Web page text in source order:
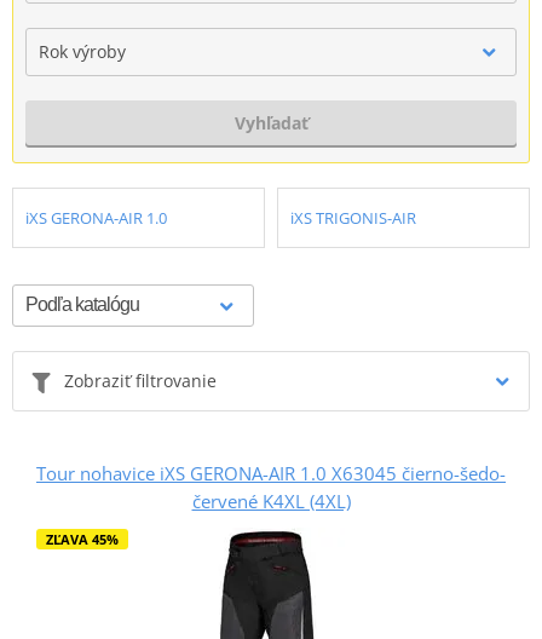
Rok výroby
Vyhľadať
iXS GERONA-AIR 1.0 iXS TRIGONIS-AIR
Zobraziť filtrovanie
Tour nohavice iXS GERONA-AIR 1.0 X63045 čierno-šedo-
červené K4XL (4XL)
ZĽAVA 45%